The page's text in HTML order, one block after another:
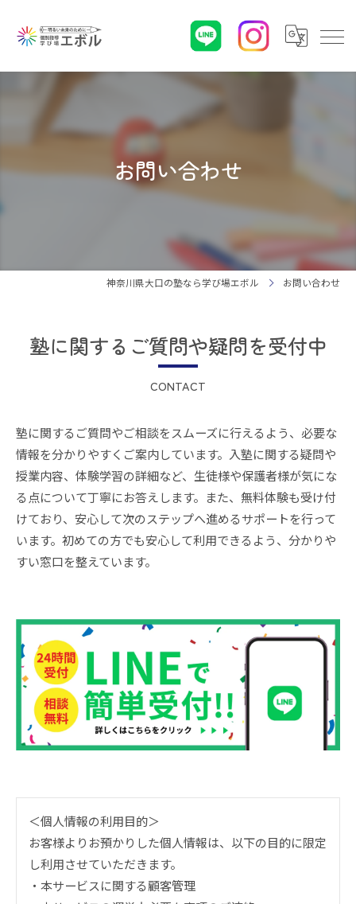
お問い合わせ
神奈川県大口の塾なら学び場エボル お問い合わせ
塾に関するご質問や疑問を受付中
CONTACT
塾に関するご質問やご相談をスムーズに行えるよう、必要な
情報を分かりやすくご案内しています。入塾に関する疑問や
授業内容、体験学習の詳細など、生徒様や保護者様が気にな
る点について丁寧にお答えします。また、無料体験も受け付
けており、安心して次のステップへ進めるサポートを行って
います。初めての方でも安心して利用できるよう、分かりや
すい窓口を整えています。
＜個人情報の利用目的＞
お客様よりお預かりした個人情報は、以下の目的に限定
し利用させていただきます。
・本サービスに関する顧客管理